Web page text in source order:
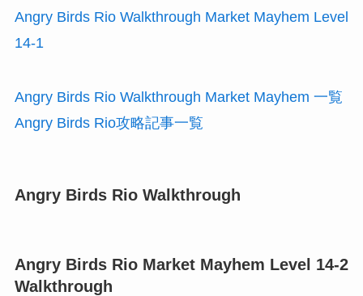
Angry Birds Rio Walkthrough Market Mayhem Level
14-1
Angry Birds Rio Walkthrough Market Mayhem 一覧
Angry Birds Rio攻略記事一覧
Angry Birds Rio Walkthrough
Angry Birds Rio Market Mayhem Level 14-2
Walkthrough